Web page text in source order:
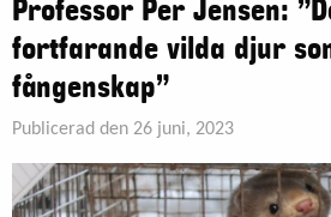
Professor Per Jensen:
fortfarande vilda djur
fångenskap”
Publicerad den 26 juni, 2023